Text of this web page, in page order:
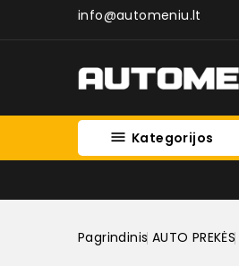
info@automeniu.lt
 Kategorijos
Pagrindinis AUTO PREKĖS